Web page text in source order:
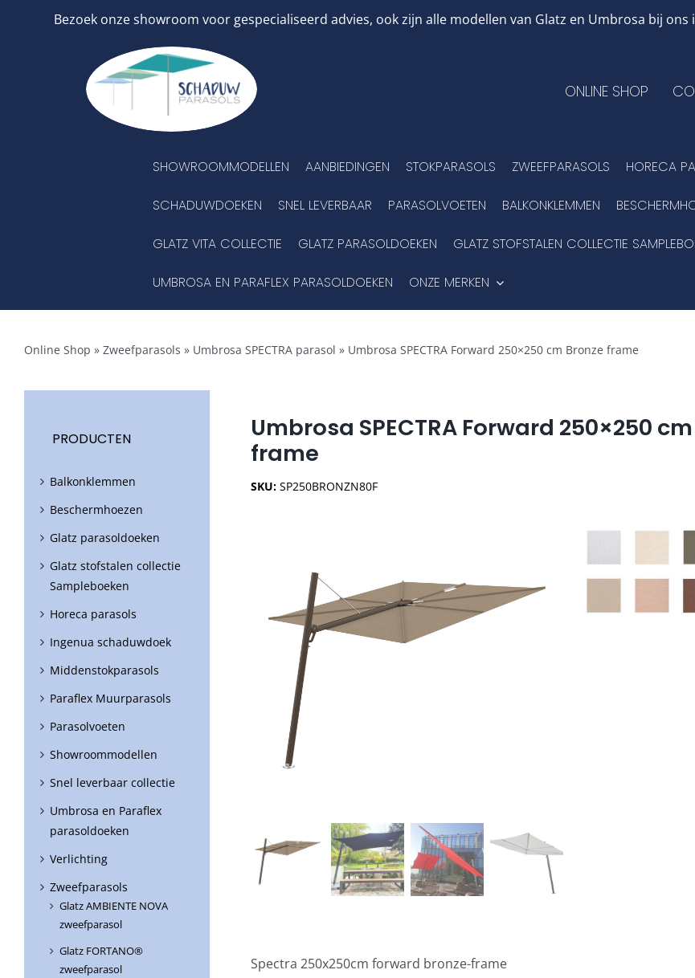
Bezoek onze showroom voor gespecialiseerd advies, ook zijn alle modellen van Glatz en Umbrosa bij
ONLINE SHOP
SHOWROOMMODELLEN AANBIEDINGEN STOKPARASOLS ZWEEFPARASOLS HORECA
SCHADUWDOEKEN SNEL LEVERBAAR PARASOLVOETEN BALKONKLEMMEN
GLATZ VITA COLLECTIE GLATZ PARASOLDOEKEN GLATZ STOFSTALEN COLLECTIE
UMBROSA EN PARAFLEX PARASOLDOEKEN ONZE MERKEN
Online Shop » Zweefparasols » Umbrosa SPECTRA parasol » Umbrosa SPECTRA Forward 250×250 cm Bronze frame
Umbrosa SPECTRA Forward 250×250
frame
SKU:SP250BRONZN80F
Spectra 250x250cm forward bronze-frame
PRODUCTEN
Balkonklemmen
Beschermhoezen
Glatz parasoldoeken
Glatz stofstalen collectie
Sampleboeken
Horeca parasols
Ingenua schaduwdoek
Middenstokparasols
Paraflex Muurparasols
Parasolvoeten
Showroommodellen
Snel leverbaar collectie
Umbrosa en Paraflex
parasoldoeken
Verlichting
Zweefparasols
Glatz AMBIENTE NOVA
zweefparasol
Glatz FORTANO®
zweefparasol